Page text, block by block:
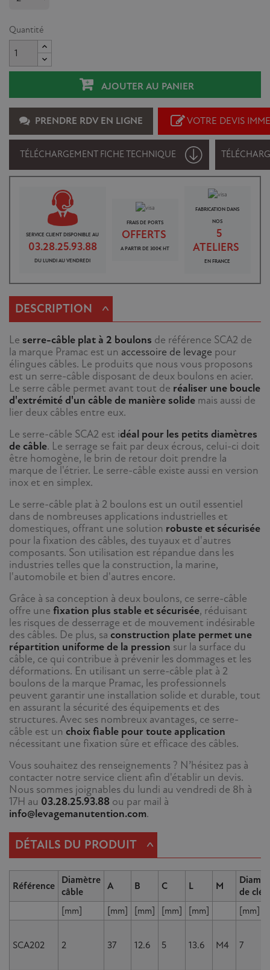
Quantité
AJOUTER AU PANIER
PRENDRE RDV EN LIGNE VOTRE DEVIS
TÉLÉCHARGEMENT FICHE TECHNIQUE
SERVICE CLIENT DISPONIBLE AU
03.28.25.93.88
DU LUNDI AU VENDREDI
FRAIS DE PORTS
OFFERTS
A PARTIR DE 300€ HT
FABRICATION DANS
NOS
5
ATELIERS
EN FRANCE
DESCRIPTION ^
Le serre-câble plat à 2 boulons de référence SCA2 de
la marque Pramac est un accessoire de levage pour
élingues câbles. Le produits que nous vous proposons
est un serre-câble disposant de deux boulons en acier.
Le serre câble permet avant tout de réaliser une boucle
d'extrémité d'un câble de manière solide mais aussi de
lier deux câbles entre eux.
Le serre-câble SCA2 est idéal pour les petits diamètres
de câble. Le serrage se fait par deux écrous, celui-ci doit
être homogène, le brin de retour doit prendre la
marque de l'étrier. Le serre-câble existe aussi en version
inox et en simplex.
Le serre-câble plat à 2 boulons est un outil essentiel
dans de nombreuses applications industrielles et
domestiques, offrant une solution robuste et sécurisée
pour la fixation des câbles, des tuyaux et d'autres
composants. Son utilisation est répandue dans les
industries telles que la construction, la marine,
l'automobile et bien d'autres encore.
Grâce à sa conception à deux boulons, ce serre-câble
offre une fixation plus stable et sécurisée, réduisant
les risques de desserrage et de mouvement indésirable
des câbles. De plus, sa construction plate permet une
répartition uniforme de la pression sur la surface du
câble, ce qui contribue à prévenir les dommages et les
déformations. En utilisant un serre-câble plat à 2
boulons de la marque Pramac, les professionnels
peuvent garantir une installation solide et durable, tout
en assurant la sécurité des équipements et des
structures. Avec ses nombreux avantages, ce serre-
câble est un choix fiable pour toute application
nécessitant une fixation sûre et efficace des câbles.
Vous souhaitez des renseignements ? N’hésitez pas à
contacter notre service client afin d'établir un devis.
Nous sommes joignables du lundi au vendredi de 8h à
17H au 03.28.25.93.88 ou par mail à
info@levagemanutention.com.
DÉTAILS DU PRODUIT ^
Référence Diamètre
câble
A B C L M
de clé
[mm]
[mm] [mm] [mm] [mm] [mm]
SCA202 2 37 12.6 5 13.6 M4 7